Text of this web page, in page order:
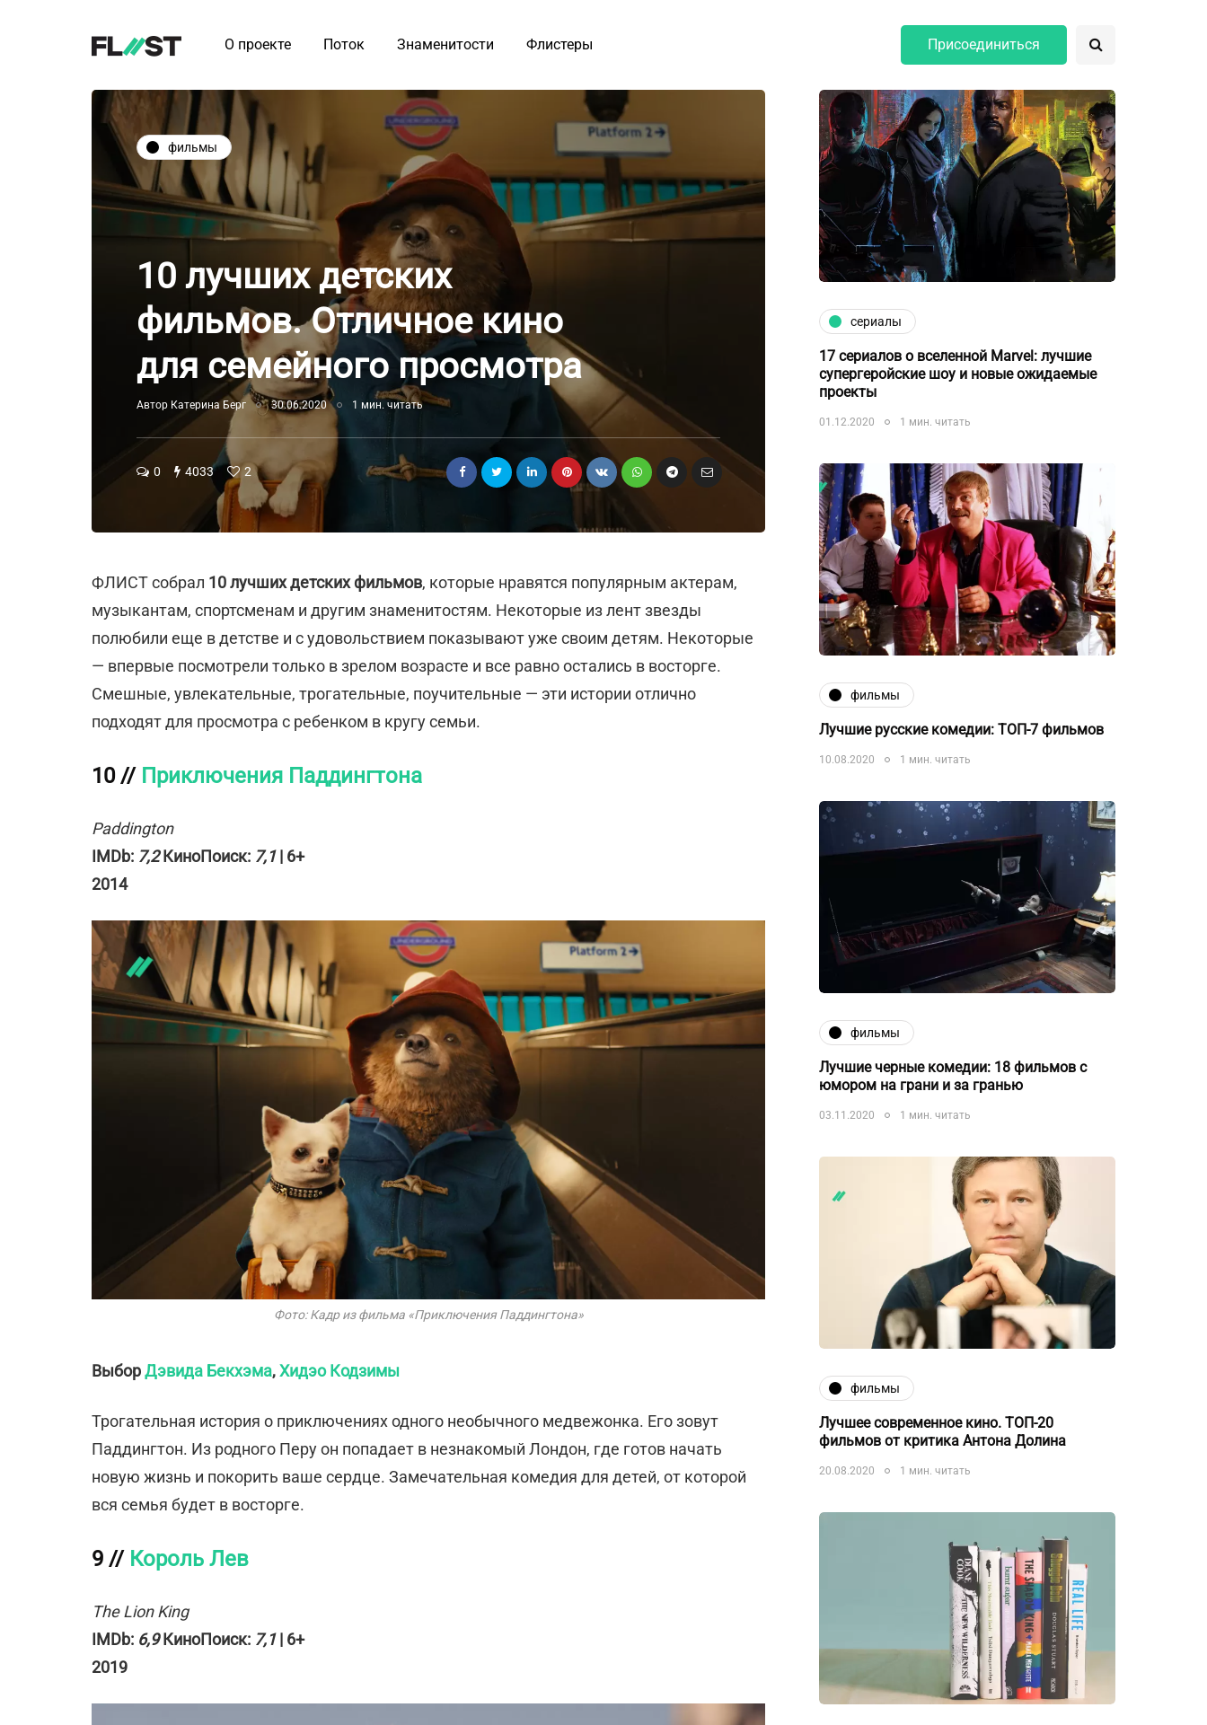
О проекте Поток Присоединиться
Знаменитости Флистеры
фильмы
10 лучших детских
фильмов. Отличное кино
для семейного просмотра
Автор Катерина Берг 30.06.2020 1 мин. читать
0 4033 2
ФЛИСТ собрал 10 лучших детских фильмов, которые нравятся популярным актерам,
музыкантам, спортсменам и другим знаменитостям. Некоторые из лент звезды
полюбили еще в детстве и с удовольствием показывают уже своим детям. Некоторые
— впервые посмотрели только в зрелом возрасте и все равно остались в восторге.
Смешные, увлекательные, трогательные, поучительные — эти истории отлично
подходят для просмотра с ребенком в кругу семьи.
10 // Приключения Паддингтона
Paddington
IMDb: 7,2КиноПоиск: 7,1| 6+
2014
Фото: Кадр из фильма «Приключения Паддингтона»
ВыборДэвида Бекхэма,Хидэо Кодзимы
Трогательная история о приключениях одного необычного медвежонка. Его зовут
Паддингтон. Из родного Перу он попадает в незнакомый Лондон, где готов начать
новую жизнь и покорить ваше сердце. Замечательная комедия для детей, от которой
вся семья будет в восторге.
9 // Король Лев
The Lion King
IMDb: 6,9КиноПоиск: 7,1| 6+
2019
сериалы
17 сериалов о вселенной Marvel: лучшие
супергеройские шоу и новые ожидаемые
проекты
01.12.2020 1 мин. читать
фильмы
Лучшие русские комедии: ТОП-7 фильмов
10.08.2020 1 мин. читать
фильмы
Лучшие черные комедии: 18 фильмов с
юмором на грани и за гранью
03.11.2020 1 мин. читать
фильмы
Лучшее современное кино. ТОП-20
фильмов от критика Антона Долина
20.08.2020 1 мин. читать